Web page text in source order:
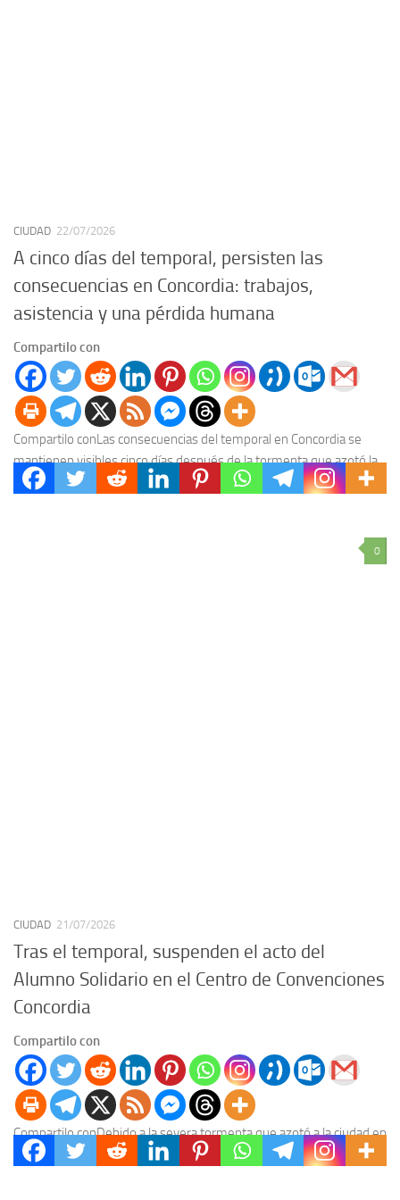
CIUDAD 22/07/2026
A cinco días del temporal, persisten las
consecuencias en Concordia: trabajos,
asistencia y una pérdida humana
Compartilo con
Compartilo conLas consecuencias del temporal en Concordia se
mantienen visibles cinco días después de la tormenta que azotó la
ciudad en la madrugada del sábado...
0
CIUDAD 21/07/2026
Tras el temporal, suspenden el acto del
Alumno Solidario en el Centro de Convenciones
Concordia
Compartilo con
Compartilo conDebido a la severa tormenta que azotó a la ciudad en
las últimas horas y a las graves secuelas en el tendido eléctrico, la...